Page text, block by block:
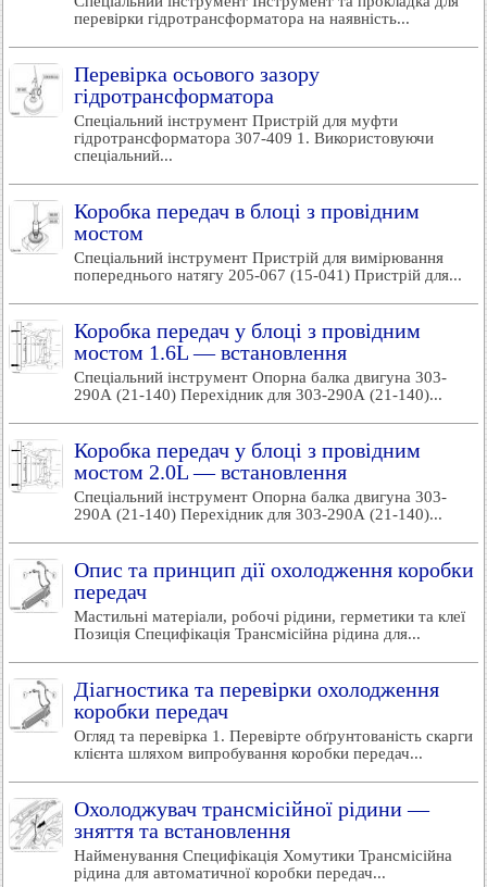
перевірки гідротрансформатора на наявність...
Перевірка осьового зазору
гідротрансформатора
Спеціальний інструмент Пристрій для муфти
гідротрансформатора 307-409 1. Використовуючи
спеціальний...
Коробка передач в блоці з провідним
мостом
Спеціальний інструмент Пристрій для вимірювання
попереднього натягу 205-067 (15-041) Пристрій для...
Коробка передач у блоці з провідним
мостом 1.6L — встановлення
Спеціальний інструмент Опорна балка двигуна 303-
290А (21-140) Перехідник для 303-290А (21-140)...
Коробка передач у блоці з провідним
мостом 2.0L — встановлення
Спеціальний інструмент Опорна балка двигуна 303-
290А (21-140) Перехідник для 303-290А (21-140)...
Опис та принцип дії охолодження коробки
передач
Мастильні матеріали, робочі рідини, герметики та клеї
Позиція Специфікація Трансмісійна рідина для...
Діагностика та перевірки охолодження
коробки передач
Огляд та перевірка 1. Перевірте обґрунтованість скарги
клієнта шляхом випробування коробки передач...
Охолоджувач трансмісійної рідини —
зняття та встановлення
Найменування Специфікація Хомутики Трансмісійна
рідина для автоматичної коробки передач...